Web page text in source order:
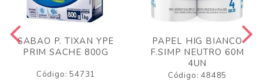
SABAO P. TIXAN YPE
PRIM SACHE 800G
Código: 54731
PAPEL HIG BIANCO
F.SIMP NEUTRO 60M
4UN
Código: 48485